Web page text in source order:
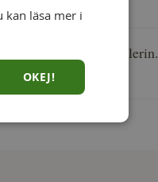
tomatsåsen och rotsellerin.
kan läsa mer i
OKEJ!